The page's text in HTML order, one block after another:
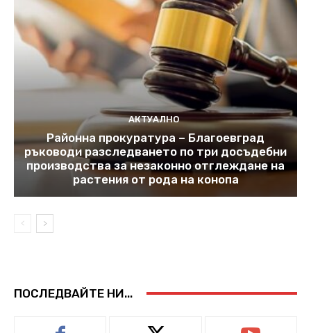
АКТУАЛНО
Районна прокуратура – Благоевград
ръководи разследването по три досъдебни
производства за незаконно отглеждане на
растения от рода на конопа
ПОСЛЕДВАЙТЕ НИ...